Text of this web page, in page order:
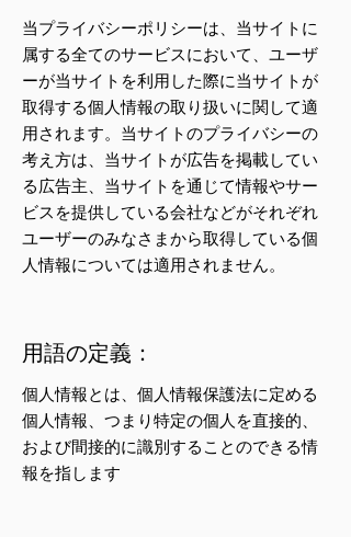
当プライバシーポリシーは、当サイトに
属する全てのサービスにおいて、ユーザ
ーが当サイトを利用した際に当サイトが
取得する個人情報の取り扱いに関して適
用されます。当サイトのプライバシーの
考え方は、当サイトが広告を掲載してい
る広告主、当サイトを通じて情報やサー
ビスを提供している会社などがそれぞれ
ユーザーのみなさまから取得している個
人情報については適用されません。
用語の定義：
個人情報とは、個人情報保護法に定める
個人情報、つまり特定の個人を直接的、
および間接的に識別することのできる情
報を指します